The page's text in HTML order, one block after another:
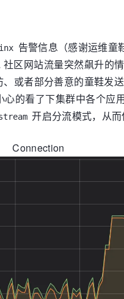
告警信息（感谢运维童
区网站流量突然飙升的
或者部分善意的童鞋发
心的看了下集群中各个
开启分流模式，从而